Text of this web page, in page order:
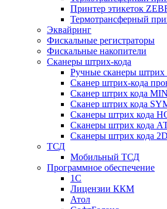
Принтер этикеток
Термотрансферный
Эквайринг
Фискальные регистраторы
Фискальные накопители
Сканеры штрих-кода
Ручные сканеры штрих
Сканер штрих-кода
Сканер штрих кода
Сканер штрих кода
Сканеры штрих кода
Сканеры штрих кода
Сканеры штрих кода 2D
ТСД
Мобильный ТСД
Программное обеспечение
1С
Лицензии ККМ
Атол